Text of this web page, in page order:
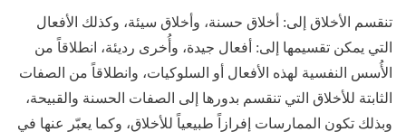
تنقسم الأخلاق إلى: أخلاق حسنة، وأخلاق سيئة، وكذلك الأفعال
التي يمكن تقسيمها إلى: أفعال جيدة، وأُخرى رديئة، انطلاقاً من
الأُسس النفسية لهذه الأفعال أو السلوكيات، وانطلاقاً من الصفات
الثابتة للأخلاق التي تنقسم بدورها إلى الصفات الحسنة والقبيحة،
وبذلك تكون الممارسات إفرازاً طبيعياً للأخلاق، وكما يعبّر عنها في